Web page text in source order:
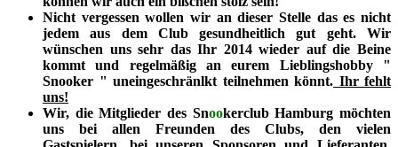
Nicht vergessen wollen wir an dieser Stelle das es nicht
jedem aus dem Club gesundheitlich gut geht. Wir
wünschen uns sehr das Ihr 2014 wieder auf die Beine
kommt und regelmäßig an eurem Lieblingshobby "
Snooker " uneingeschränlkt teilnehmen könnt. Ihr fehlt
uns!
Wir, die Mitglieder des Snookerclub Hamburg möchten
uns bei allen Freunden des Clubs, den vielen